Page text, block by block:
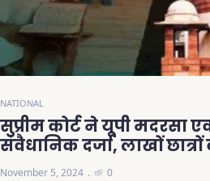
NATIONAL
सुप्रीम कोर्ट ने यूपी मदरसा
संवैधानिक दर्जा, लाखों छात्रों
November 5, 2024 0